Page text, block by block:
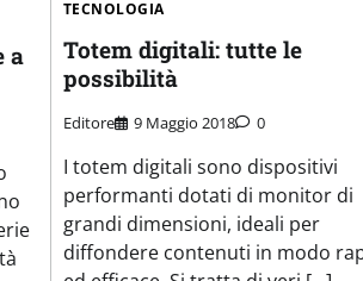
a
TECNOLOGIA
Totem digitali: tutte le
possibilità
Editore 9 Maggio 2018 0
I totem digitali sono dispositivi
performanti dotati di monitor di
grandi dimensioni, ideali per
diffondere contenuti in modo